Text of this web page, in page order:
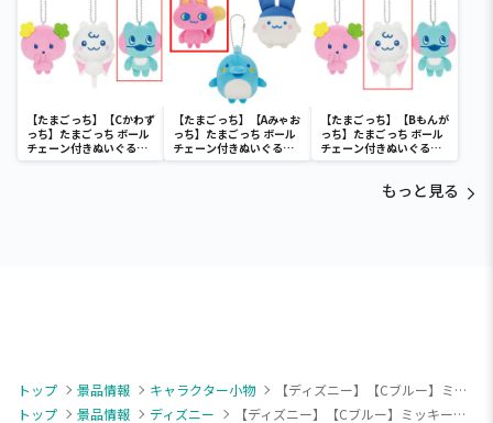
【たまごっち】【Cかわず
っち】たまごっち ボール
チェーン付きぬいぐるみ
～Tamagotchi
【たまごっち】【Aみゃお
っち】たまごっち ボール
チェーン付きぬいぐるみ
～Tamagotchi
【たまごっち】【Bもんが
っち】たまごっち ボール
チェーン付きぬいぐるみ
～Tamagotchi
もっと見る
トップ 景品情報 キャラクター小物
【ディズニー】【Cブルー】ミッキーマウス フェイスあつめるマスコット！Tシャツ
トップ
景品情報 ディズニー 【ディズニー】【Cブルー】ミッキーマウス フェイスあつめるマスコット！Tシャツ